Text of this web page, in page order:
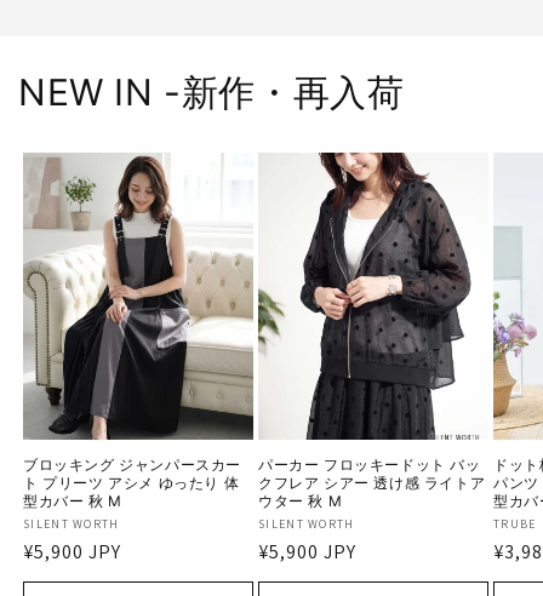
NEW IN -新作・再入荷
ブロッキング ジャンパースカー
ト プリーツ アシメ ゆったり 体
型カバー 秋 M
販
売
元:
SILENT WORTH
通
常
¥5,900 JPY
パーカー フロッキードット バッ
クフレア シアー 透け感 ライトア
ウター 秋 M
販
売
元:
SILENT WORTH
通
常
¥5,900 JPY
ドッ
パンツ
型カ
販
売
元:
TRUBE
通
常